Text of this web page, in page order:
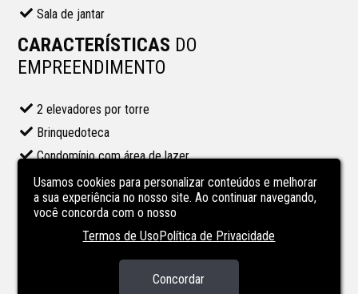
Sala de jantar
CARACTERÍSTICAS DO
EMPREENDIMENTO
2 elevadores por torre
Brinquedoteca
Condomínio com área de lazer
Espaço Externo - Jardim/quintal
Espaço Fitness/academia
Usamos cookies para personalizar conteúdos e melhorar
a sua experiência no nosso site. Ao continuar navegando,
você concorda com o nosso
Termos de UsoPolítica de Privacidade
Concordar